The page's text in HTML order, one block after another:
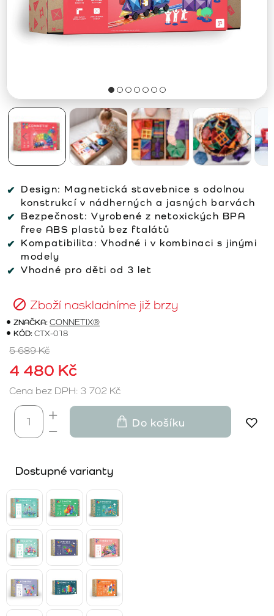
Design: Magnetická stavebnice s odolnou
konstrukcí v nádherných a jasných barvách
Bezpečnost: Vyrobené z netoxických BPA
free ABS plastů bez ftalátů
Kompatibilita: Vhodné i v kombinaci s jinými
modely
Vhodné pro děti od 3 let
Zboží naskladníme již brzy
ZNAČKA:CONNETIX®
KÓD:CTX-018
4 480 Kč
5 689 Kč
Cena bez DPH: 3 702 Kč
Do košíku
Dostupné varianty